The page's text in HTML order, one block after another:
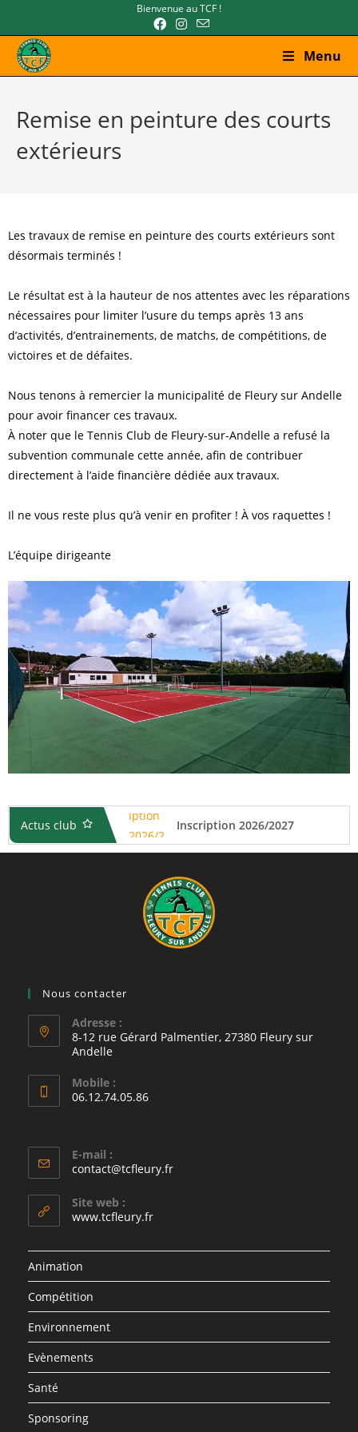
Bienvenue au TCF !
Menu
Remise en peinture des courts
extérieurs
Les travaux de remise en peinture des courts extérieurs sont
désormais terminés !
Le résultat est à la hauteur de nos attentes avec les réparations
nécessaires pour limiter l’usure du temps après 13 ans
d’activités, d’entrainements, de matchs, de compétitions, de
victoires et de défaites.
Nous tenons à remercier la municipalité de Fleury sur Andelle
pour avoir financer ces travaux.
À noter que le Tennis Club de Fleury-sur-Andelle a refusé la
subvention communale cette année, afin de contribuer
directement à l’aide financière dédiée aux travaux.
Il ne vous reste plus qu’à venir en profiter ! À vos raquettes !
L’équipe dirigeante
Actus club
Inscription 2026/2027
Animation Tennis Adultes
Assemblée Générale
Tournoi interne 2025/2026
Remise en peinture des courts extérieurs
Nous contacter
Adresse :
8-12 rue Gérard Palmentier, 27380 Fleury sur
Andelle
Mobile :
06.12.74.05.86
E-mail :
contact@tcfleury.fr
Site web :
www.tcfleury.fr
Animation
Compétition
Environnement
Evènements
Santé
Sponsoring